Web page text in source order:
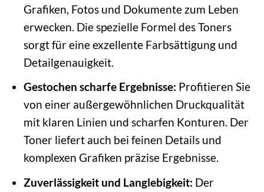
Grafiken, Fotos und Dokumente zum Leben
erwecken. Die spezielle Formel des Toners
sorgt für eine exzellente Farbsättigung und
Detailgenauigkeit.
Gestochen scharfe Ergebnisse: Profitieren Sie
von einer außergewöhnlichen Druckqualität
mit klaren Linien und scharfen Konturen. Der
Toner liefert auch bei feinen Details und
komplexen Grafiken präzise Ergebnisse.
Zuverlässigkeit und Langlebigkeit: Der